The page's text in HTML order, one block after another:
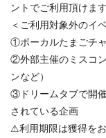
ントでご利用頂けます
＜ご利用対象外のイ
①ボーカルたまごチ
②外部主催のミスコ
ンなど）
③ドリームタブで開
されている企画
⚠︎利用期限は獲得を